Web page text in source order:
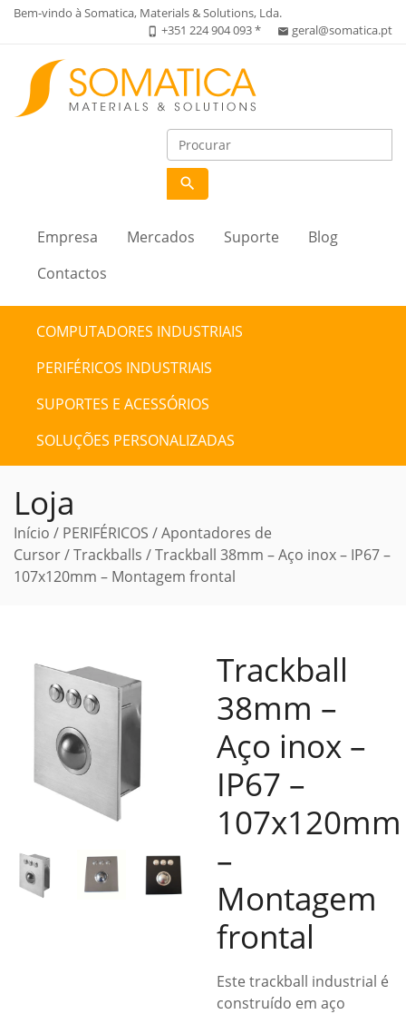
Bem-vindo à Somatica, Materials & Solutions, Lda.
phone_iphone +351 224 904 093 * email geral@somatica.pt
search
Empresa Mercados Suporte
Blog
Contactos
COMPUTADORES INDUSTRIAIS
PERIFÉRICOS INDUSTRIAIS
SUPORTES E ACESSÓRIOS
SOLUÇÕES PERSONALIZADAS
Loja
Início / PERIFÉRICOS /Apontadores de
Cursor/Trackballs / Trackball 38mm – Aço inox – IP67 –
107x120mm – Montagem frontal
Trackball
38mm –
Aço inox –
IP67 –
107x120mm
–
Montagem
frontal
Este trackball industrial é
construído em aço